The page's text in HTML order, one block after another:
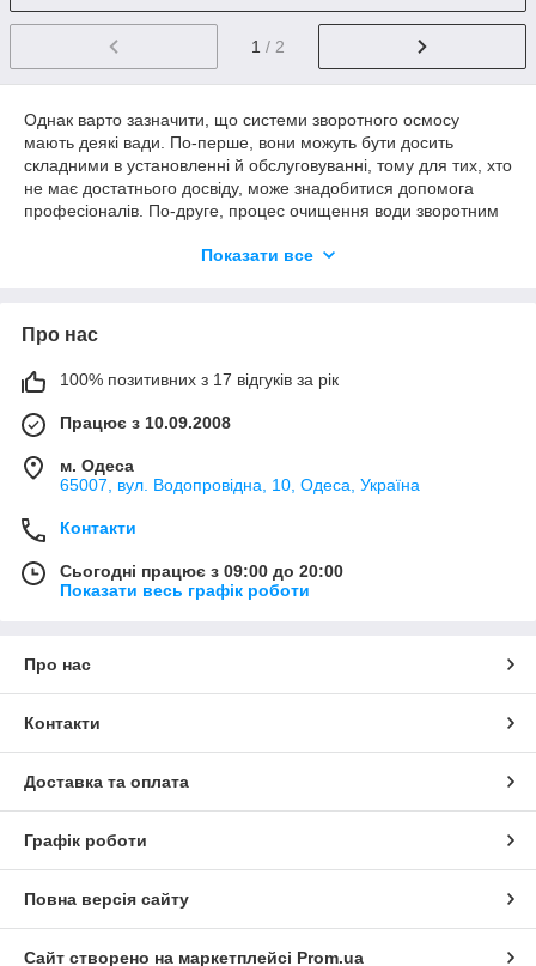
1 / 2
Однак варто зазначити, що системи зворотного осмосу
мають деякі вади. По-перше, вони можуть бути досить
складними в установленні й обслуговуванні, тому для тих, хто
не має достатнього досвіду, може знадобитися допомога
професіоналів. По-друге, процес очищення води зворотним
кількості енергії для роботи насоса.
методів очищення води. Крім того, завдяки постійному
дедалі доступнішими та простими у використанні.
У результаті, можна зробити висновок, що очищення води
зворотним осмосом — це один із найефективніших і
екологічно чистих методів очищення води, який дає змогу
отримати високоякісну питну воду без використання хімічних
залишаються дуже популярними в усьому світі, і багато
людей віддають перевагу саме цей метод очищення води
для своїх будинків і офісів.
Показати все
Про нас
100% позитивних з 17 відгуків за рік
Працює з 10.09.2008
м. Одеса
65007, вул. Водопровідна, 10, Одеса, Україна
Контакти
Сьогодні працює з 09:00 до 20:00
Показати весь графік роботи
Про нас
Контакти
Доставка та оплата
Графік роботи
Повна версія сайту
Сайт створено на маркетплейсі Prom.ua